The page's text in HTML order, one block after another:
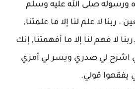
ورسوله صلى الله عليه وسلم
ربنا لا علم لنا إلا ما علمتنا,
لا فهم لنا إلا ما أفهمتنا, إنك
اشرح لي صدري ويسر لي أمري
يفقهوا قولي.